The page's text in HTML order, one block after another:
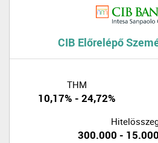
CIB Előrelépő
THM
10,17% - 24,72%
300.000 -